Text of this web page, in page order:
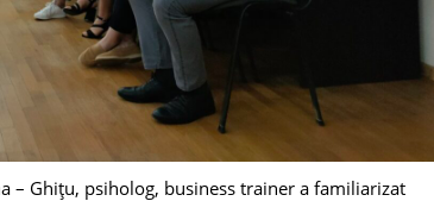
– Ghițu, psiholog, business trainer a familiarizat